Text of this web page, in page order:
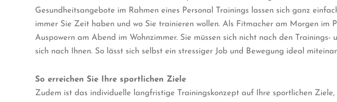
Gesundheitsangebote im Rahmen eines Personal Trainings lassen sich ganz
immer Sie Zeit haben und wo Sie trainieren wollen. Als Fitmacher am Morgen im
Auspowern am Abend im Wohnzimmer. Sie müssen sich nicht nach den
sich nach Ihnen. So lässt sich selbst ein stressiger Job und Bewegung ideal
So erreichen Sie Ihre sportlichen Ziele
Zudem ist das individuelle langfristige Trainingskonzept auf Ihre sportlichen